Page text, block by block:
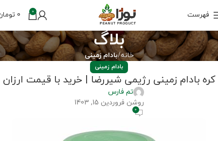
فهرست 0
0
بلاگ
خانه بادام زمینی
بادام زمینی
کره بادام زمینی رژیمی شیررضا | خرید با قیمت ارزان
تم فارس
روشن فروردین 15, 1403
0